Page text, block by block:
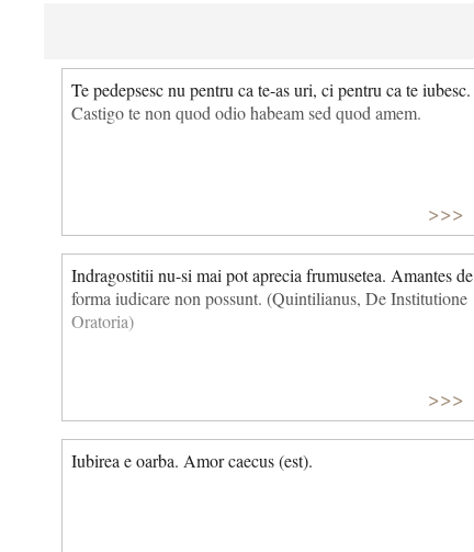
Te pedepsesc nu pentru ca te-as uri, ci pentru ca te iubesc.
Castigo te non quod odio habeam sed quod amem.
>>>
Indragostitii nu-si mai pot aprecia frumusetea. Amantes de
forma iudicare non possunt. (Quintilianus, De Institutione
Oratoria)
>>>
Iubirea e oarba. Amor caecus (est).